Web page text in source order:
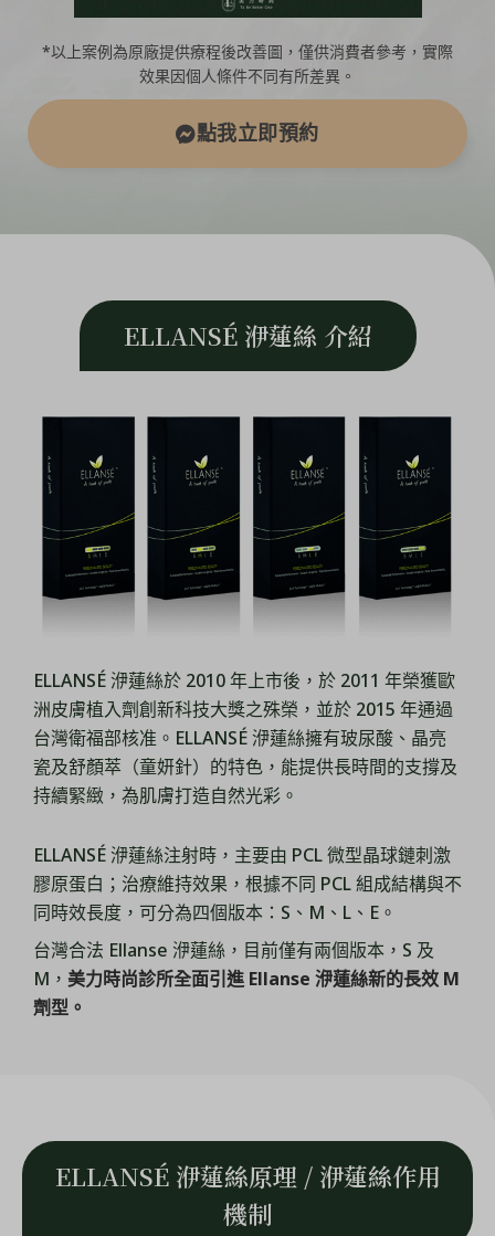
*以上案例為原廠提供療程後改善圖，僅供消費者參考，實際
效果因個人條件不同有所差異。
點我立即預約
ELLANSÉ 洢蓮絲 介紹
ELLANSÉ 洢蓮絲於 2010 年上市後，於 2011 年榮獲歐
洲皮膚植入劑創新科技大獎之殊榮，並於 2015 年通過
台灣衛福部核准。ELLANSÉ 洢蓮絲擁有玻尿酸、晶亮
瓷及舒顏萃（童妍針）的特色，能提供長時間的支撐及
持續緊緻，為肌膚打造自然光彩。
ELLANSÉ 洢蓮絲注射時，主要由 PCL 微型晶球鏈刺激
膠原蛋白；治療維持效果，根據不同 PCL 組成結構與不
同時效長度，可分為四個版本：S、M、L、E。
台灣合法 Ellanse 洢蓮絲，目前僅有兩個版本，S 及
M， 美力時尚診所全面引進 Ellanse 洢蓮絲新的長效 M
劑型。
ELLANSÉ 洢蓮絲原理 / 洢蓮絲作用
機制